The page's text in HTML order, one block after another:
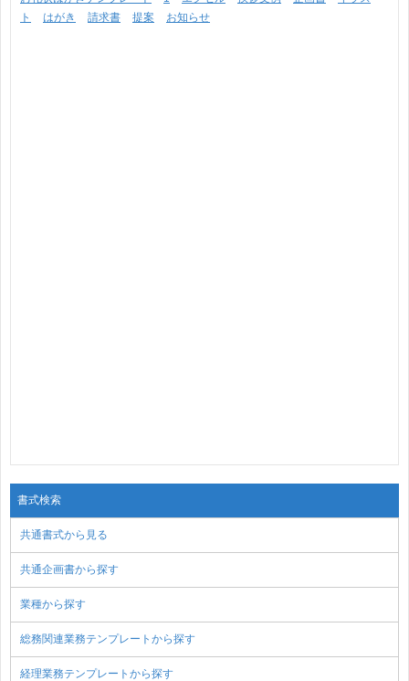
ト
はがき 請求書 提案 お知らせ
書式検索
共通書式から見る
共通企画書から探す
業種から探す
総務関連業務テンプレートから探す
経理業務テンプレートから探す